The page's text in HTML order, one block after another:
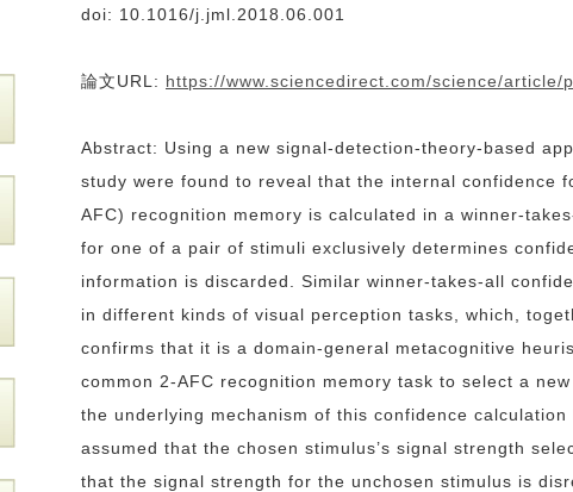
doi: 10.1016/j.jml.2018.06.001
論文URL: https://www.sciencedirect.com/science/article/
Abstract: Using a new signal-detection-theory-based
study were found to reveal that the internal confidence
AFC) recognition memory is calculated in a winner-
for one of a pair of stimuli exclusively determines
information is discarded. Similar winner-takes-all
in different kinds of visual perception tasks, which,
confirms that it is a domain-general metacognitive
common 2-AFC recognition memory task to select a
the underlying mechanism of this confidence
assumed that the chosen stimulus’s signal strength
that the signal strength for the unchosen stimulus is